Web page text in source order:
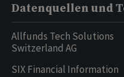
Datenquellen und
Allfunds Tech Solutions
Switzerland AG
SIX Financial Information